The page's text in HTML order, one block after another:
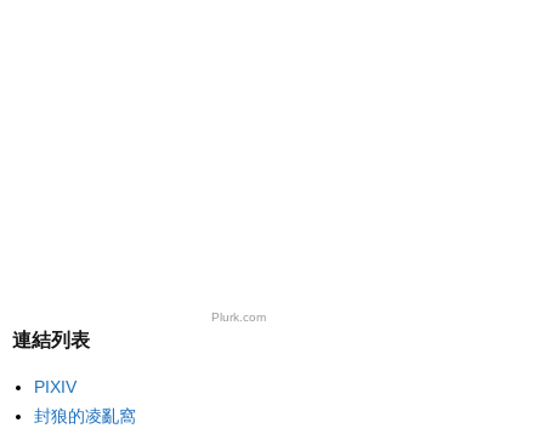
Plurk.com
連結列表
PIXIV
封狼的凌亂窩